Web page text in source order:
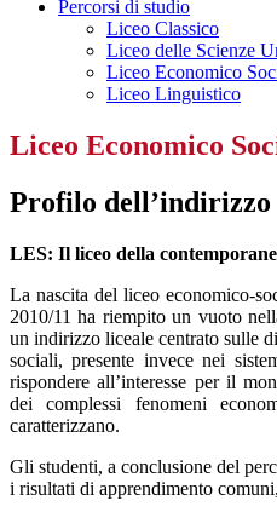
Percorsi di studio
Liceo Classico
Liceo delle Scienze
Liceo Economico
Liceo Linguistico
Liceo Economico
Profilo dell’indirizzo
LES: Il liceo della
La nascita del liceo economico-
2010/11 ha riempito un vuoto
un indirizzo liceale centrato sulle
sociali, presente invece nei
rispondere all’interesse per il
dei complessi fenomeni
caratterizzano.
Gli studenti, a conclusione del
i risultati di apprendimento